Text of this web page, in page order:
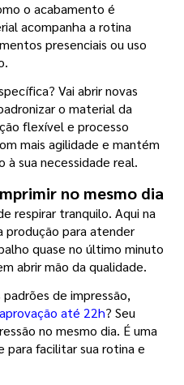
o acabamento é
acompanha a rotina
presenciais ou uso
Vai abrir novas
o material da
flexível e processo
mais agilidade e mantém
à sua necessidade real.
no mesmo dia
produção para atender
quase no último minuto
abrir mão da qualidade.
de impressão,
até 22h? Seu
no mesmo dia. É uma
para facilitar sua rotina e